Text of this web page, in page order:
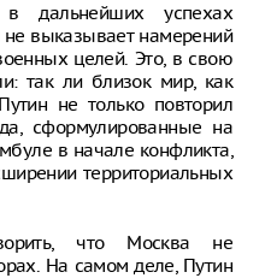
дальнейших успехах
не выказывает намерений
целей. Это, в свою
так ли близок мир, как
не только повторил
сформулированные на
в начале конфликта,
территориальных
что Москва не
На самом деле, Путин